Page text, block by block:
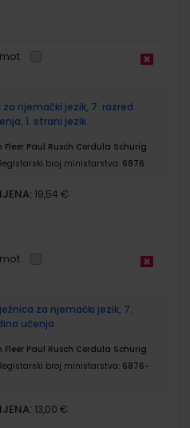
za njemački jezik, 7. razred
1. strani jezik
Paul Rusch Cordula Schurig
broj ministarstva: 6876
19,54 €
za njemački jezik, 7.
učenja
Paul Rusch Cordula Schurig
broj ministarstva: 6876-
13,00 €